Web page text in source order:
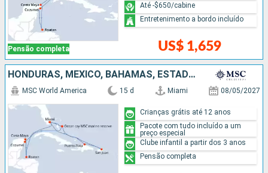
Pensão completa US$ 1,659
Até -$650/cabine
Entretenimento a bordo incluído
HONDURAS, MÉXICO, BAHAMAS, ESTADOS UNIDOS, REPUBLICA DOMINICANA, PORTO RICO
MSC World America 15 d Miami 08/05/2027
Crianças grátis até 12 anos
Pacote com tudo incluído a um
preço especial
Clube infantil a partir dos 3 anos
Pensão completa